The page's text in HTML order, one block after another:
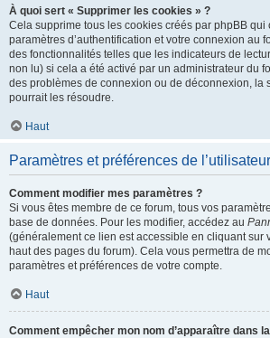
À quoi sert « Supprimer les cookies » ?
Cela supprime tous les cookies créés par phpBB qui
paramètres d’authentification et votre connexion au
des fonctionnalités telles que les indicateurs de
non lu) si cela a été activé par un administrateur du
des problèmes de connexion ou de déconnexion, la
pourrait les résoudre.
Haut
Paramètres et préférences de l’utilisateur
Comment modifier mes paramètres ?
Si vous êtes membre de ce forum, tous vos
base de données. Pour les modifier, accédez au
(généralement ce lien est accessible en cliquant sur
haut des pages du forum). Cela vous permettra de
paramètres et préférences de votre compte.
Haut
Comment empêcher mon nom d’apparaître dans